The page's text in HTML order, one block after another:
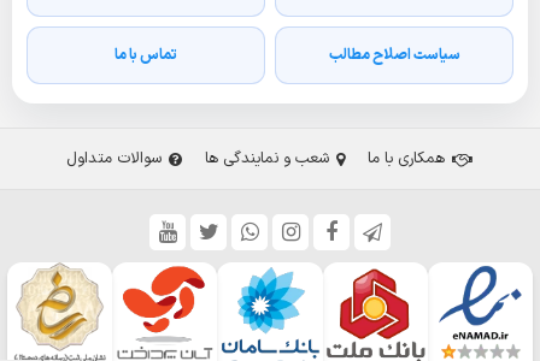
سیاست اصلاح مطالب تماس با ما
همکاری با ما شعب و نمایندگی ها سوالات متداول